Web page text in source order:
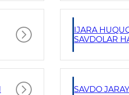
IJARA
SAVDOLAR
SAVDO